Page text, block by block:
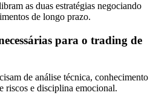
as duas estratégias negociando
de longo prazo.
para o trading de
de análise técnica, conhecimento
riscos e disciplina emocional.